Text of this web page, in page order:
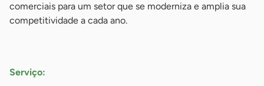
comerciais para um setor que se moderniza e amplia sua
competitividade a cada ano.
Serviço: